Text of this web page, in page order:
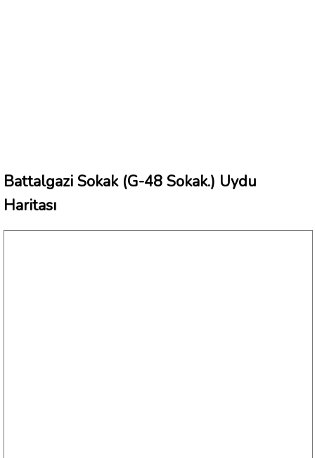
Battalgazi Sokak (G-48 Sokak.) Uydu
Haritası